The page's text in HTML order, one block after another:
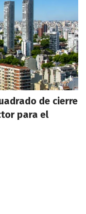
de cierre
para el